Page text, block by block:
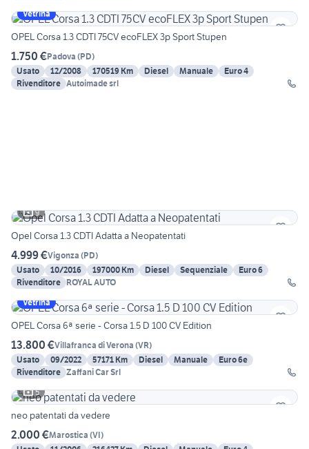
Vetrina
OPEL Corsa 1.3 CDTI 75CV ecoFLEX 3p Sport Stupen
1.750 €Padova (PD)
Usato
12/2008 170519 Km Diesel Manuale
Euro 4
Rivenditore Autoimade srl
9
Opel Corsa 1.3 CDTI Adatta a Neopatentati
4.999 €Vigonza (PD)
Usato
10/2016 197000 Km Diesel Sequenziale
Euro 6
Rivenditore ROYAL AUTO
Vetrina
OPEL Corsa 6ª serie - Corsa 1.5 D 100 CV Edition
13.800 €Villafranca di Verona (VR)
Usato
09/2022 57171 Km Diesel Manuale
Euro 6e
Rivenditore Zaffani Car Srl
5
neo patentati da vedere
2.000 €Marostica (VI)